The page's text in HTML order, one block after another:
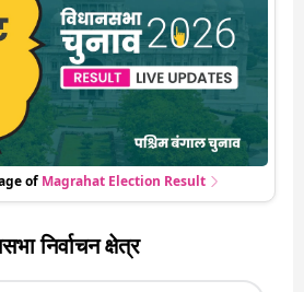
of MagrahatElection Result
निर्वाचन क्षेत्र